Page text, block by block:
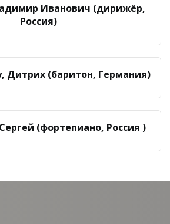
Иванович (дирижёр,
Россия)
Дитрих (баритон, Германия)
(фортепиано, Россия )